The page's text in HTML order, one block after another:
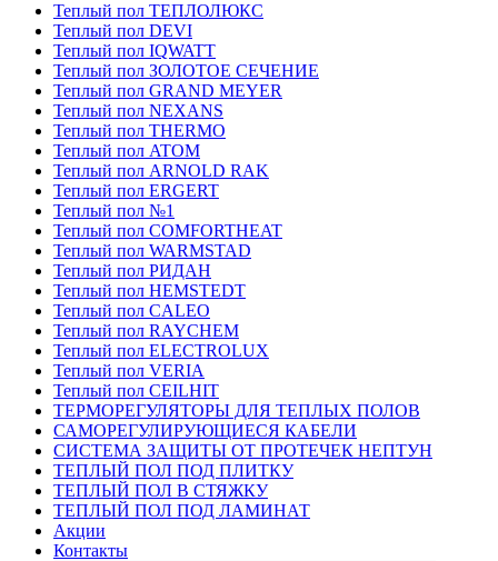
Теплый пол ТЕПЛОЛЮКС
Теплый пол DEVI
Теплый пол IQWATT
Теплый пол ЗОЛОТОЕ СЕЧЕНИЕ
Теплый пол GRAND MEYER
Теплый пол NEXANS
Теплый пол THERMO
Теплый пол ATOM
Теплый пол ARNOLD RAK
Теплый пол ERGERT
Теплый пол №1
Теплый пол COMFORTHEAT
Теплый пол WARMSTAD
Теплый пол РИДАН
Теплый пол HEMSTEDT
Теплый пол CALEO
Теплый пол RAYCHEM
Теплый пол ELECTROLUX
Теплый пол VERIA
Теплый пол CEILHIT
ТЕРМОРЕГУЛЯТОРЫ ДЛЯ ТЕПЛЫХ ПОЛОВ
САМОРЕГУЛИРУЮЩИЕСЯ КАБЕЛИ
СИСТЕМА ЗАЩИТЫ ОТ ПРОТЕЧЕК НЕПТУН
ТЕПЛЫЙ ПОЛ ПОД ПЛИТКУ
ТЕПЛЫЙ ПОЛ В СТЯЖКУ
ТЕПЛЫЙ ПОЛ ПОД ЛАМИНАТ
Акции
Контакты